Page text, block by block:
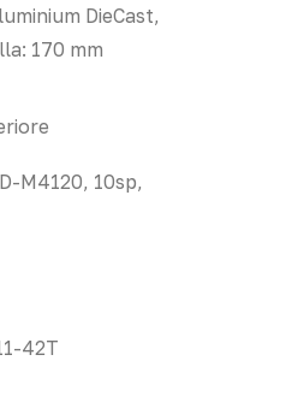
DieCast,
170 mm
M4120, 10sp,
42T